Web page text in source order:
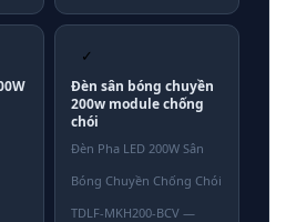
✓
Đèn sân bóng chuyền
200w module chống
chói
Đèn Pha LED 200W Sân
Bóng Chuyền Chống Chói
TDLF-MKH200-BCV —